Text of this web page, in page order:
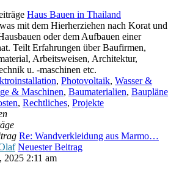
Haus Bauen in Thailand
mit dem Hierherziehen nach Korat und
oder dem Aufbauen einer
Teilt Erfahrungen über Baufirmen,
Arbeitsweisen, Architektur,
u. -maschinen etc.
, Photovoltaik, Wasser &
& Maschinen, Baumaterialien, Baupläne
, Rechtliches, Projekte
Re: Wandverkleidung aus Marmo…
Neuester Beitrag
2025 2:11 am